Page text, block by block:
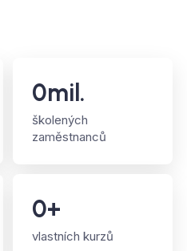
0mil.
školených
zaměstnanců
0+
vlastních kurzů